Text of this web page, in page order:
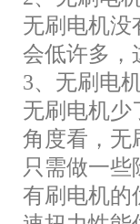
无刷电机没
会低许多，
3、无刷电
无刷电机少
角度看，无
只需做一
有刷电机的